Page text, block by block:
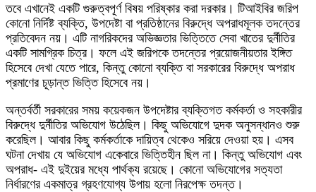
তবে এখানেই একটি গুরুত্বপূর্ণ বিষয় পরিষ্কার করা দরকার। টিআইবির জরিপ
কোনো নির্দিষ্ট ব্যক্তি, উপদেষ্টা বা প্রতিষ্ঠানের বিরুদ্ধে অপরাধমূলক তদন্তের
প্রতিবেদন নয়। এটি নাগরিকদের অভিজ্ঞতার ভিত্তিতে সেবা খাতের দুর্নীতির
একটি সামগ্রিক চিত্র। ফলে এই জরিপকে তদন্তের প্রয়োজনীয়তার ইঙ্গিত
হিসেবে দেখা যেতে পারে, কিন্তু কোনো ব্যক্তি বা সরকারের বিরুদ্ধে অপরাধ
প্রমাণের চূড়ান্ত ভিত্তি হিসেবে নয়।
অন্তর্বর্তী সরকারের সময় কয়েকজন উপদেষ্টার ব্যক্তিগত কর্মকর্তা ও সহকারীর
বিরুদ্ধে দুর্নীতির অভিযোগ উঠেছিল। কিছু অভিযোগে দুদক অনুসন্ধানও শুরু
করেছিল। আবার কিছু কর্মকর্তাকে দায়িত্ব থেকেও সরিয়ে দেওয়া হয়। এসব
ঘটনা দেখায় যে অভিযোগ একেবারে ভিত্তিহীন ছিল না। কিন্তু অভিযোগ এবং
অপরাধ- এই দুইয়ের মধ্যে পার্থক্য রয়েছে। কোনো অভিযোগের সত্যতা
নির্ধারণের একমাত্র গ্রহণযোগ্য উপায় হলো নিরপেক্ষ তদন্ত।